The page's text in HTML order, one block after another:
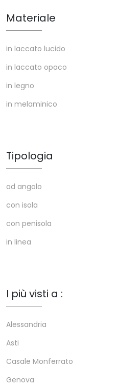
Materiale
in laccato lucido
in laccato opaco
in legno
in melaminico
Tipologia
ad angolo
con isola
con penisola
in linea
I più visti a :
Alessandria
Asti
Casale Monferrato
Genova